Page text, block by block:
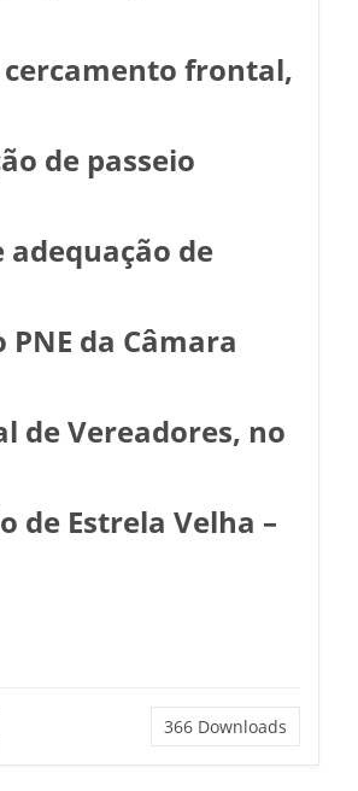
frontal,
de passeio
adequação de
da Câmara
de Vereadores, no
de Estrela Velha –
366Downloads